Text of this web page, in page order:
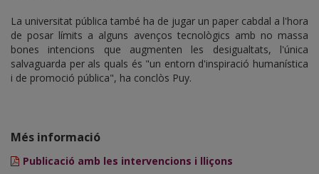
La universitat pública també ha de jugar un paper cabdal a l'hora
de posar límits a alguns avenços tecnològics amb no massa
bones intencions que augmenten les desigualtats, l'única
salvaguarda per als quals és "un entorn d'inspiració humanística
i de promoció pública", ha conclòs Puy.
Més informació
Publicació amb les intervencions i lliçons